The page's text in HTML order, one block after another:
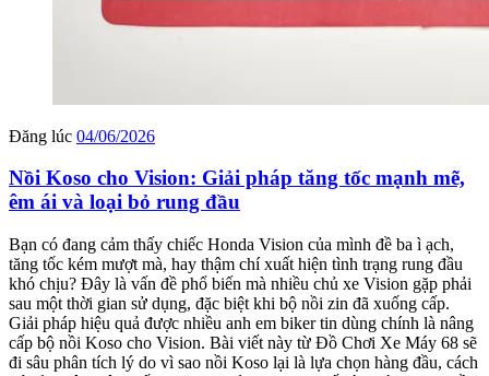
Đăng lúc 04/06/2026
Nồi Koso cho Vision: Giải pháp tăng tốc mạnh mẽ,
êm ái và loại bỏ rung đầu
Bạn có đang cảm thấy chiếc Honda Vision của mình đề ba ì ạch,
tăng tốc kém mượt mà, hay thậm chí xuất hiện tình trạng rung đầu
khó chịu? Đây là vấn đề phổ biến mà nhiều chủ xe Vision gặp phải
sau một thời gian sử dụng, đặc biệt khi bộ nồi zin đã xuống cấp.
Giải pháp hiệu quả được nhiều anh em biker tin dùng chính là nâng
cấp bộ nồi Koso cho Vision. Bài viết này từ Đồ Chơi Xe Máy 68 sẽ
đi sâu phân tích lý do vì sao nồi Koso lại là lựa chọn hàng đầu, cách